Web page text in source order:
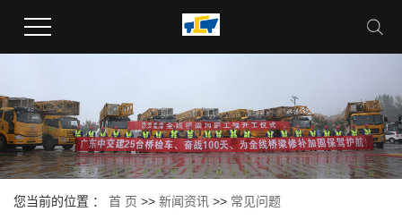
您当前的位置 ： 首 页 >> 新闻资讯 >> 常见问题